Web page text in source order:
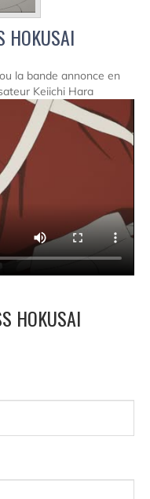
HOKUSAI
la bande annonce en
Keiichi Hara
HOKUSAI